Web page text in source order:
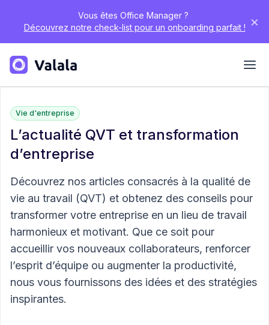
Vous êtes Office Manager ?
Découvrez notre check-list pour un onboarding parfait ! ×
Vie d'entreprise
L’actualité QVT et transformation
d’entreprise
Découvrez nos articles consacrés à la qualité de
vie au travail (QVT) et obtenez des conseils pour
transformer votre entreprise en un lieu de travail
harmonieux et motivant. Que ce soit pour
accueillir vos nouveaux collaborateurs, renforcer
l’esprit d’équipe ou augmenter la productivité,
nous vous fournissons des idées et des stratégies
inspirantes.